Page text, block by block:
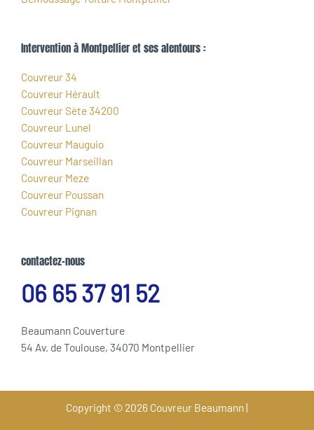
Intervention à Montpellier et ses alentours :
Couvreur 34
Couvreur Hérault
Couvreur Sète 34200
Couvreur Lunel
Couvreur Mauguio
Couvreur Marseillan
Couvreur Meze
Couvreur Poussan
Couvreur Pignan
contactez-nous
06 65 37 91 52
Beaumann Couverture
54 Av. de Toulouse, 34070 Montpellier
Copyright © 2026 Couvreur Beaumann |